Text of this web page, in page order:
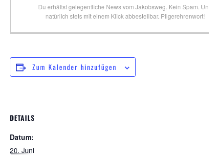
Du erhältst gelegentliche News vom Jakobsweg. Kein Spam. Und
natürlich stets mit einem Klick abbestellbar. Pilgerehrenwort!
Zum Kalender hinzufügen
DETAILS
Datum:
20. Juni